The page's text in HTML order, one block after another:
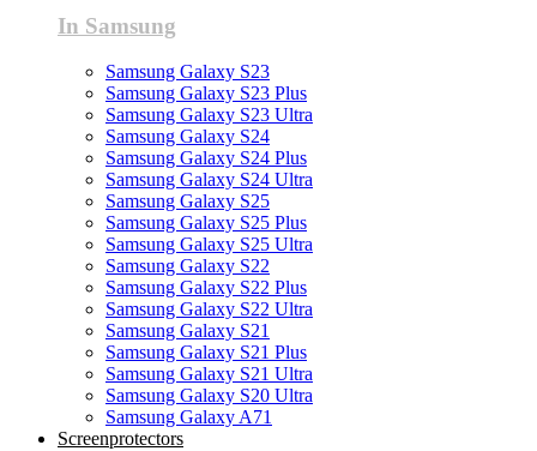
In Samsung
Samsung Galaxy S23
Samsung Galaxy S23 Plus
Samsung Galaxy S23 Ultra
Samsung Galaxy S24
Samsung Galaxy S24 Plus
Samsung Galaxy S24 Ultra
Samsung Galaxy S25
Samsung Galaxy S25 Plus
Samsung Galaxy S25 Ultra
Samsung Galaxy S22
Samsung Galaxy S22 Plus
Samsung Galaxy S22 Ultra
Samsung Galaxy S21
Samsung Galaxy S21 Plus
Samsung Galaxy S21 Ultra
Samsung Galaxy S20 Ultra
Samsung Galaxy A71
Screenprotectors